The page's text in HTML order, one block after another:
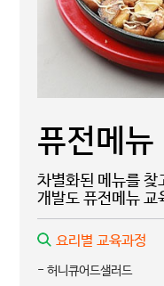
퓨전메뉴
차별화된 메뉴를
개발도 퓨전메뉴 교
요리별 교육과정
- 허니큐어드샐러드